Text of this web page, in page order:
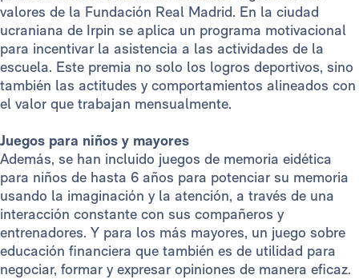
valores de la Fundación Real Madrid. En la ciudad
ucraniana de Irpin se aplica un programa motivacional
para incentivar la asistencia a las actividades de la
escuela. Este premia no solo los logros deportivos, sino
también las actitudes y comportamientos alineados con
el valor que trabajan mensualmente.
Juegos para niños y mayores
Además, se han incluido juegos de memoria eidética
para niños de hasta 6 años para potenciar su memoria
usando la imaginación y la atención, a través de una
interacción constante con sus compañeros y
entrenadores. Y para los más mayores, un juego sobre
educación financiera que también es de utilidad para
negociar, formar y expresar opiniones de manera eficaz.